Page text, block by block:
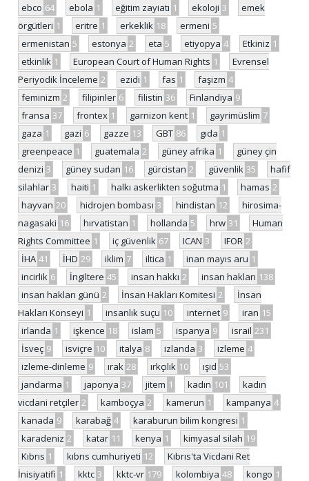
ebco 64 ebola 1 eğitim zayiatı 1 ekoloji 3
emek
örgütleri 1 eritre 1 erkeklik 18 ermeni 5
ermenistan 5 estonya 2 eta 5 etiyopya 4 Etkiniz 1
etkinlik 1 European Court of Human Rights 1
Evrensel
Periyodik İnceleme 2 ezidi 1 fas 1 faşizm 4
feminizm 2 filipinler 6 filistin 36 Finlandiya 9
fransa 37 frontex 1 garnizon kent 1 gayrimüslim 7
gaza 1 gazi 6 gazze 13 GBT 86 gıda 1
greenpeace 1 guatemala 2 güney afrika 1
güney çin
denizi 3 güney sudan 16 gürcistan 2 güvenlik 35
hafif
silahlar 3 haiti 1 halkı askerlikten soğutma 1 hamas 2
hayvan 20 hidrojen bombası 3 hindistan 12
hirosima-
nagasaki 16 hırvatistan 1 hollanda 5 hrw 31
Human
Rights Committee 1 iç güvenlik 67 ICAN 3 IFOR 2
İHA 41 İHD 29 iklim 7 iltica 1 inan mayıs aru 1
incirlik 6 İngiltere 45 insan hakkı 2 insan hakları 138
insan hakları günü 2 İnsan Hakları Komitesi 2
İnsan
Hakları Konseyi 1 insanlık suçu 10 internet 9 iran 15
irlanda 1 işkence 18 islam 5 ispanya 9 israil 231
İsveç 9 isviçre 10 italya 8 izlanda 3 izleme 4
izleme-dinleme 9 ırak 28 ırkçılık 10 ışid 53
jandarma 1 japonya 37 jitem 1 kadın 101
kadın
vicdani retçiler 2 kamboçya 2 kamerun 1 kampanya 4
kanada 9 karabağ 4 karaburun bilim kongresi 1
karadeniz 2 katar 11 kenya 1 kimyasal silah 19
Kıbrıs 1 kıbrıs cumhuriyeti 12
Kıbrıs'ta Vicdani Ret
İnisiyatifi 1 kktc 3 kktc-vr 179 kolombiya 48 kongo 1